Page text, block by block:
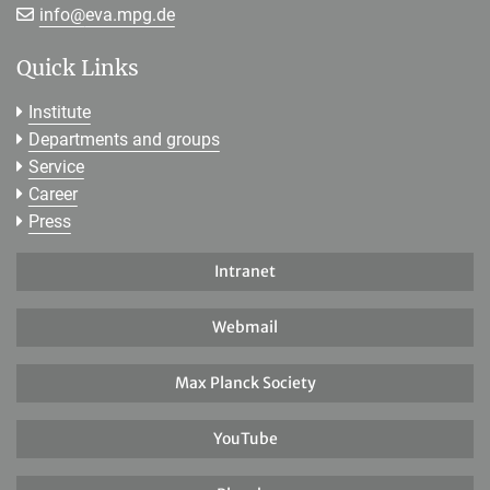
info@[>>> Please remove the text! <<<]
eva.mpg.de
Quick Links
Institute
Departments and groups
Service
Career
Press
Intranet
Webmail
Max Planck Society
YouTube